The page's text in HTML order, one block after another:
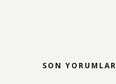
SON YORUMLAR